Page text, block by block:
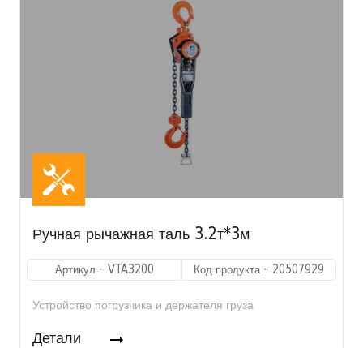
Ручная рычажная таль 3.2т*3м
Артикул - VTA3200 Код продукта - 20507929
Устройство погрузчика и держателя груза
Детали